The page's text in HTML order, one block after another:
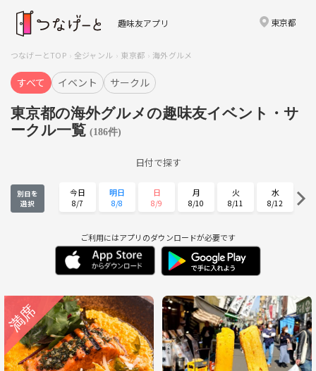
趣味友アプリ 東京都
つなげーとTOP 全ジャンル 東京都 海外グルメ
すべて イベント サークル
東京都の海外グルメの趣味友イベント・サ
ークル一覧 (186件)
日付で探す
別日を
選択
今日
8/7
明日
8/8
日
8/9
月
8/10
火
8/11
水
8/12
8/13 8/14 8/15 8/16 8/17
水
8/19
木
8/20
土
8/22
日
8/23
8/25 8/26 8/27 8/28 8/29 8/30
月
8/31
火
9/1 9/2
木
9/3
金
9/4
土
9/5
ご利用にはアプリのダウンロードが必要です